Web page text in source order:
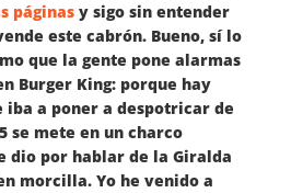
páginas y sigo sin entender
este cabrón. Bueno, sí lo
que la gente pone alarmas
Burger King: porque hay
iba a poner a despotricar de
se mete en un charco
dio por hablar de la Giralda
morcilla. Yo he venido a